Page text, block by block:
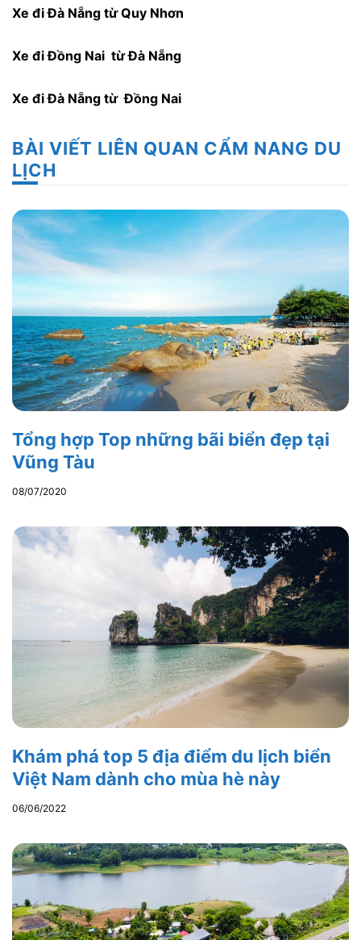
Xe đi Đà Nẵng từ Quy Nhơn
Xe đi Đồng Nai từ Đà Nẵng
Xe đi Đà Nẵng từ Đồng Nai
BÀI VIẾT LIÊN QUAN CẨM NANG DU
LỊCH
Tổng hợp Top những bãi biển đẹp tại
Vũng Tàu
08/07/2020
Khám phá top 5 địa điểm du lịch biển
Việt Nam dành cho mùa hè này
06/06/2022